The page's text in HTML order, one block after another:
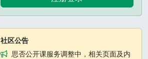
社区公告
思否公开课服务调整中，相关页面及内